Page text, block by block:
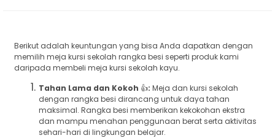
Berikut adalah keuntungan yang bisa Anda dapatkan dengan
memilih meja kursi sekolah rangka besi seperti produk kami
daripada membeli meja kursi sekolah kayu.
Tahan Lama dan Kokoh 👍: Meja dan kursi sekolah
dengan rangka besi dirancang untuk daya tahan
maksimal. Rangka besi memberikan kekokohan ekstra
dan mampu menahan penggunaan berat serta aktivitas
sehari-hari di lingkungan belajar.